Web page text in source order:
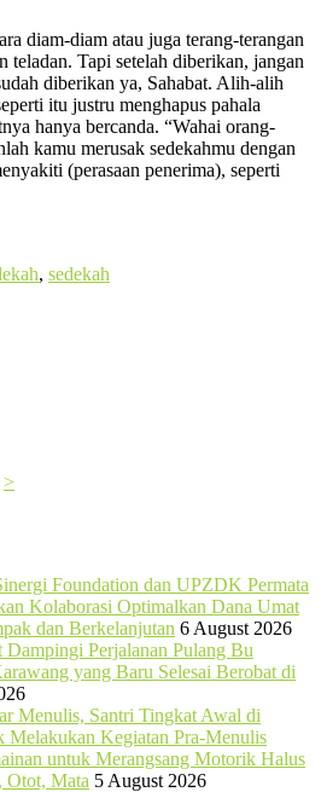
diam-diam atau juga terang-terangan
teladan. Tapi setelah diberikan, jangan
diberikan ya, Sahabat. Alih-alih
itu justru menghapus pahala
hanya bercanda. “Wahai orang-
kamu merusak sedekahmu dengan
(perasaan penerima), seperti
, sedekah
>
Foundation dan UPZDK Permata
Kolaborasi Optimalkan Dana Umat
dan Berkelanjutan 6 August 2026
Perjalanan Pulang Bu
yang Baru Selesai Berobat di
Menulis, Santri Tingkat Awal di
Melakukan Kegiatan Pra-Menulis
untuk Merangsang Motorik Halus
Otot, Mata 5 August 2026